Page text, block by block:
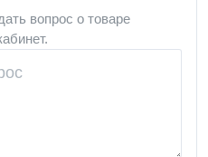
вопрос о товаре